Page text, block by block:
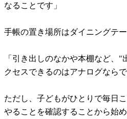
なることです」
手帳の置き場所はダイニングテ
「引き出しのなかや本棚など、
クセスできるのはアナログなら
ただし、子どもがひとりで毎日
やることを確認することから始め